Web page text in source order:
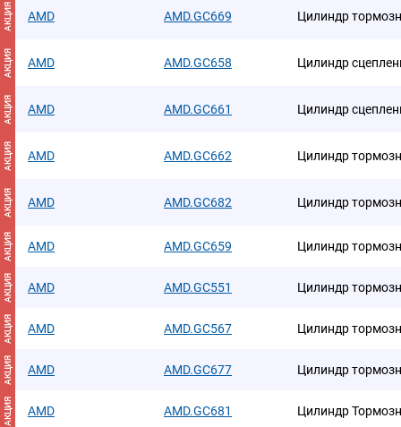
АКЦИЯ AMD AMD.GC669 Цилиндр
АКЦИЯ AMD AMD.GC658 Цилиндр
АКЦИЯ AMD AMD.GC661 Цилиндр
АКЦИЯ AMD AMD.GC662 Цилиндр
АКЦИЯ AMD AMD.GC682 Цилиндр
АКЦИЯ AMD AMD.GC659 Цилиндр
АКЦИЯ AMD AMD.GC551 Цилиндр
АКЦИЯ AMD AMD.GC567 Цилиндр
АКЦИЯ AMD AMD.GC677 Цилиндр
АКЦИЯ AMD AMD.GC681 Цилиндр